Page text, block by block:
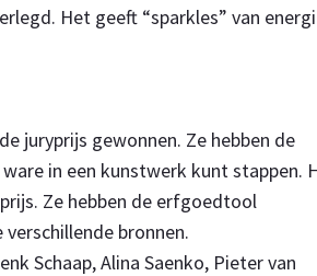
Het geeft “sparkles” van
juryprijs gewonnen. Ze hebben de
in een kunstwerk kunt stappen.
Ze hebben de erfgoedtool
bronnen.
Schaap, Alina Saenko, Pieter van